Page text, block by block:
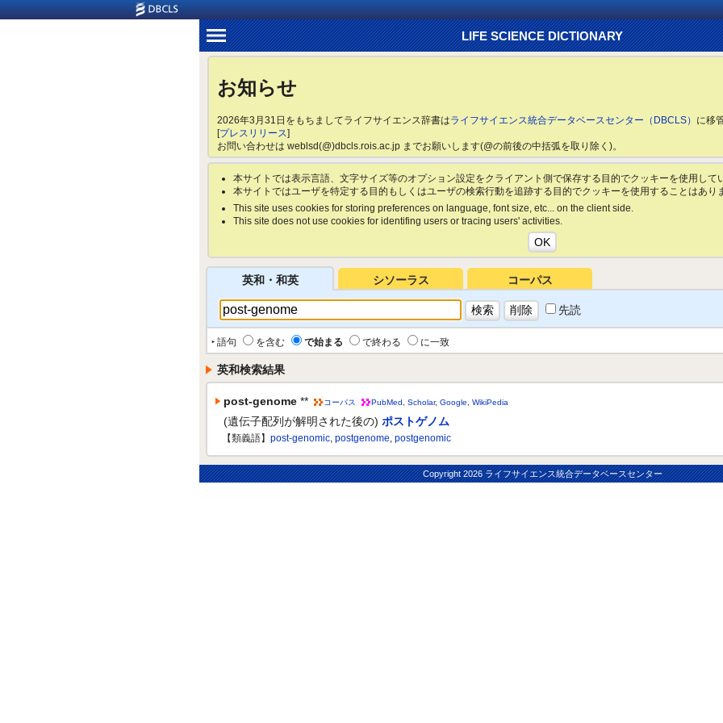
LIFE SCIENCE DICTIONARY
お知らせ
2026年3月31日をもちましてライフサイエンス辞書はライフサイエンス統合データベースセンター（DBCLS） に移
[プレスリリース]
お問い合わせは weblsd(@)dbcls.rois.ac.jp までお願いします(@の前後の中括弧を取り除く)。
本サイトでは表示言語、文字サイズ等のオプション設定をクライアント側で保存する目的でクッキーを使用して
本サイトではユーザを特定する目的もしくはユーザの検索行動を追跡する目的でクッキーを使用することはあり
This site uses cookies for storing preferences on language, font size, etc... on the client side.
This site does not use cookies for identifing users or tracing users' activities.
英和・和英 シソーラス コーパス
先読
‣ 語句 を含む で始まる で終わる
に一致
英和検索結果
post-genome ** コーパス PubMed Scholar, Google WikiPedia
(遺伝子配列が解明された後の) ポストゲノム
【類義語】 post-genomic, postgenome, postgenomic
Copyright2026 ライフサイエンス統合データベースセンター